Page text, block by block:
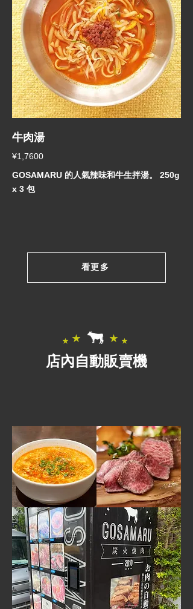
牛肉湯
¥1,7600
GOSAMARU 的人氣辣味和牛生拌湯。 250g
x 3 包
看更多
店內自動販賣機